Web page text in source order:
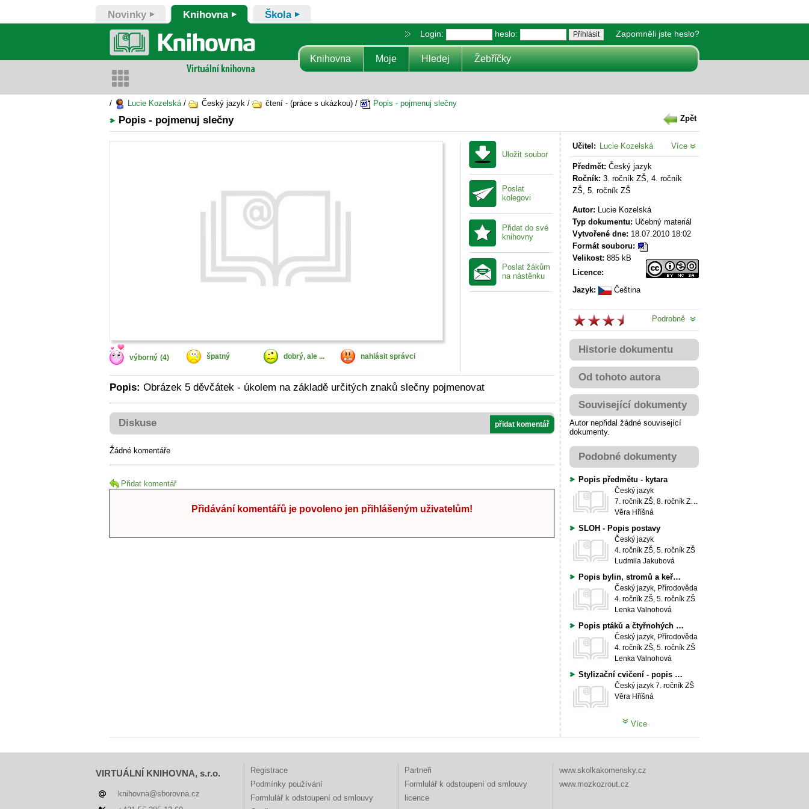
Novinky Knihovna Škola
Login: heslo: Zapomněli jste heslo?
Knihovna Moje Hledej Žebříčky
/ Lucie Kozelská/ Český jazyk / čtení - (práce s ukázkou) / Popis - pojmenuj slečny
Popis - pojmenuj slečny Zpět
výborný (4) špatný dobrý, ale ... nahlásit správci
Uložit soubor
Poslat
kolegovi
Přidat do své
knihovny
Poslat žákům
na nástěnku
Popis: Obrázek 5 děvčátek - úkolem na základě určitých znaků slečny pojmenovat
Diskuse přidat komentář
Žádné komentáře
Přidat komentář
Přidávání komentářů je povoleno jen přihlášeným uživatelům!
Učitel: Lucie Kozelská Více
Předmět: Český jazyk
Ročník: 3. ročník ZŠ, 4. ročník
ZŠ, 5. ročník ZŠ
Autor: Lucie Kozelská
Typ dokumentu: Učebný materiál
Vytvořené dne: 18.07.2010 18:02
Formát souboru:
Velikost: 885 kB
Licence:
Jazyk:
Čeština
Podrobně
Historie dokumentu
Od tohoto autora
Související dokumenty
Autor nepřidal žádné související
dokumenty.
Podobné dokumenty
Popis předmětu - kytara
Český jazyk
7. ročník ZŠ, 8. ročník ZŠ, 9. ročník ZŠ
Věra Hříšná
SLOH - Popis postavy
Český jazyk
4. ročník ZŠ, 5. ročník ZŠ
Ludmila Jakubová
Popis bylin, stromů a keřů - osnova
Český jazyk, Přírodověda
4. ročník ZŠ, 5. ročník ZŠ
Lenka Valnohová
Popis ptáků a čtyřnohých zvířat - osnova
Český jazyk, Přírodověda
4. ročník ZŠ, 5. ročník ZŠ
Lenka Valnohová
Stylizační cvičení - popis prac.postupu
Český jazyk 7. ročník ZŠ
Věra Hříšná
Více
VIRTUÁLNÍ KNIHOVNA, s.r.o.
knihovna@sborovna.cz
Registrace
Podmínky používání
Formlulář k odstoupení od smlouvy
Partneři
Formlulář k odstoupení od smlouvy
licence
www.skolkakomensky.cz
www.mozkozrout.cz